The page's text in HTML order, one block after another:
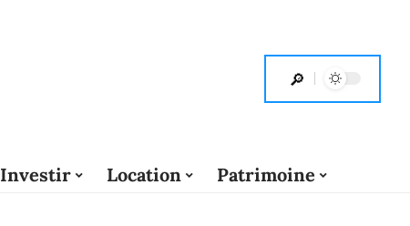
Investir Location Patrimoine